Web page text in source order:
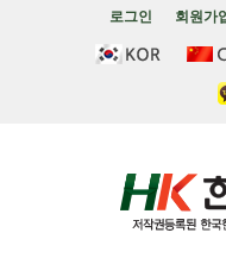
로그인 회원가